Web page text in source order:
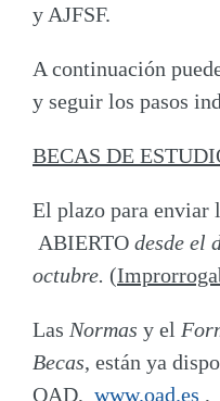
y AJFSF.
A continuación
y seguir los pasos
BECAS DE
El plazo para enviar
ABIERTO desde el
octubre. (
Las Normas y el
Becas, están ya
OAD, www.oad.es ,